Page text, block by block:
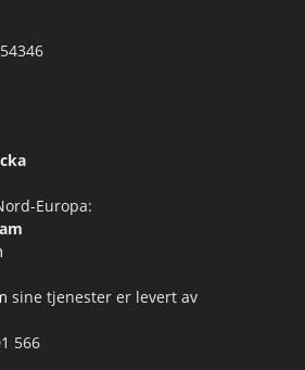
Europa:
sine tjenester er levert av
566